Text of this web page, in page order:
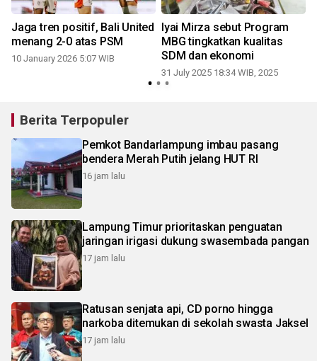
Jaga tren positif, Bali United
menang 2-0 atas PSM
10 January 2026 5:07 WIB
Iyai Mirza sebut Program
MBG tingkatkan kualitas
SDM dan ekonomi
31 July 2025 18:34 WIB, 2025
Berita Terpopuler
Pemkot Bandarlampung imbau pasang
bendera Merah Putih jelang HUT RI
16 jam lalu
Lampung Timur prioritaskan penguatan
jaringan irigasi dukung swasembada pangan
17 jam lalu
Ratusan senjata api, CD porno hingga
narkoba ditemukan di sekolah swasta Jaksel
17 jam lalu